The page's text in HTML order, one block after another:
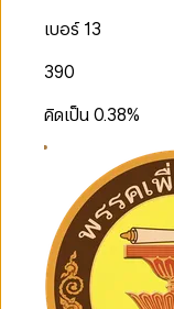
เบอร์ 13
390
คิดเป็น0.38%